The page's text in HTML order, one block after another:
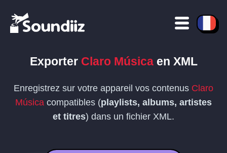
Exporter Claro Músicaen XML
Enregistrez sur votre appareil vos contenus Claro
Música compatibles (playlists, albums, artistes
et titres) dans un fichier XML.